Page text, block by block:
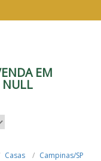
EM
NULL
Casas Campinas/SP